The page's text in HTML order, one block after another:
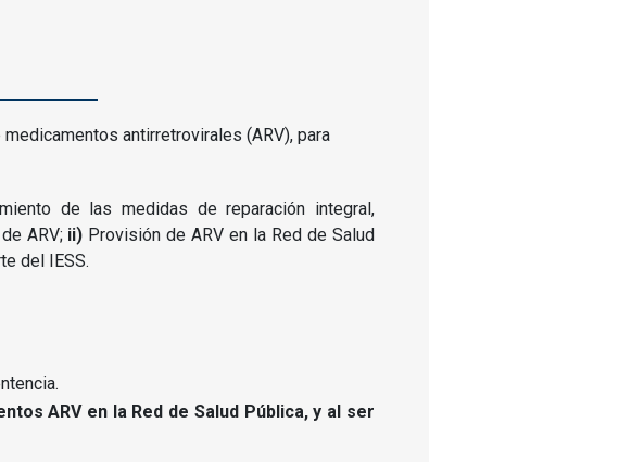
de las medidas de reparación integral,
ARV; ii) Provisión de ARV en la Red de Salud
del IESS.
ARV en la Red de Salud Pública, y al ser